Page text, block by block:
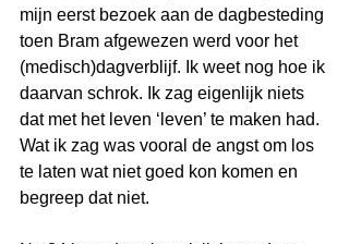
mijn eerst bezoek aan de dagbesteding
toen Bram afgewezen werd voor het
(medisch)dagverblijf. Ik weet nog hoe ik
daarvan schrok. Ik zag eigenlijk niets
dat met het leven ‘leven’ te maken had.
Wat ik zag was vooral de angst om los
te laten wat niet goed kon komen en
begreep dat niet.